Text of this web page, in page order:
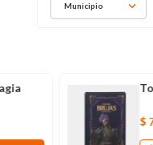
Municipio
$